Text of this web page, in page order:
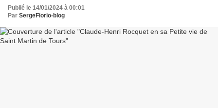
Publié le 14/01/2024 à 00:01
Par SergeFiorio-blog